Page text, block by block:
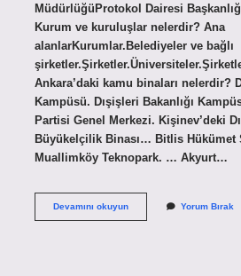
MüdürlüğüProtokol Dairesi
Kurum ve kuruluşlar nelerdir? Ana
alanlarKurumlar.Belediyeler ve bağlı
Ankara’daki kamu binaları nelerdir?
Kampüsü. Dışişleri Bakanlığı
Partisi Genel Merkezi. Kişinev’deki
Büyükelçilik Binası… Bitlis Hükümet
Muallimköy Teknopark. … Akyurt…
Devamını okuyunValiliğe
Yorum Bırak